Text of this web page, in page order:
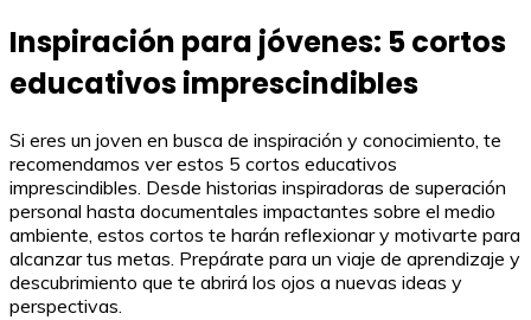
Inspiración para jóvenes: 5 cortos
educativos imprescindibles
Si eres un joven en busca de inspiración y conocimiento, te
recomendamos ver estos 5 cortos educativos
imprescindibles. Desde historias inspiradoras de superación
personal hasta documentales impactantes sobre el medio
ambiente, estos cortos te harán reflexionar y motivarte para
alcanzar tus metas. Prepárate para un viaje de aprendizaje y
descubrimiento que te abrirá los ojos a nuevas ideas y
perspectivas.